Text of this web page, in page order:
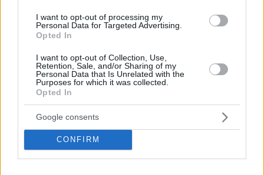
I want to opt-out of processing my
Personal Data for Targeted Advertising.
Opted In
I want to opt-out of Collection, Use,
Retention, Sale, and/or Sharing of my
Personal Data that Is Unrelated with the
Purposes for which it was collected.
Opted In
Google consents
CONFIRM
οποία είχε συλληφθεί από την θρησκευτική
αστυνομία του Ιράν, που εφαρμόζει αυστηρούς
κανόνες για τη χρήση του χιτζάμπ, και τη βίαιη
αντίδραση των δυνάμεων ασφαλείας απέναντι
στις διαδηλώσεις που ακολούθησαν»,
υπογράμμισε σε ανακοίνωσή του ο
οργανισμός.